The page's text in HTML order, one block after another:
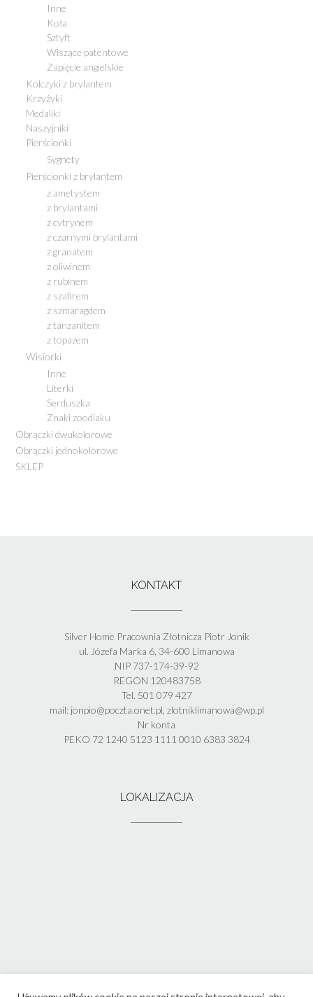
Inne
Koła
Sztyft
Wiszące patentowe
Zapięcie angielskie
Kolczyki z brylantem
Krzyżyki
Medaliki
Naszyjniki
Pierścionki
Sygnety
Pierścionki z brylantem
z ametystem
z brylantami
z cytrynem
z czarnymi brylantami
z granatem
z oliwinem
z rubinem
z szafirem
z szmaragdem
z tanzanitem
z topazem
Wisiorki
Inne
Literki
Serduszka
Znaki zoodiaku
Obrączki dwukolorowe
Obrączki jednokolorowe
SKLEP
KONTAKT
Silver Home Pracownia Złotnicza Piotr Jonik
ul. Józefa Marka 6, 34-600 Limanowa
NIP 737-174-39-92
REGON 120483758
Tel. 501 079 427
mail: jonpio@poczta.onet.pl, zlotniklimanowa@wp.pl
Nr konta
PEKO 72 1240 5123 1111 0010 6383 3824
LOKALIZACJA